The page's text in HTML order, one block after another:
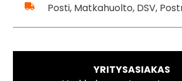
Posti, Matkahuolto, DSV,
YRITYSASIAKAS